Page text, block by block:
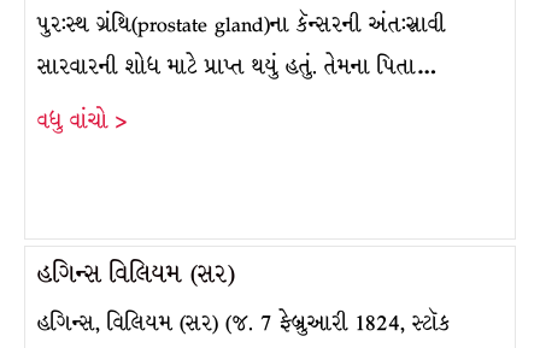
પુર:સ્થ ગ્રંથિ(prostate gland)ના કૅન્સરની અંત:સ્રાવી
સારવારની શોધ માટે પ્રાપ્ત થયું હતું. તેમના પિતા…
વધુ વાંચો >
હગિન્સ વિલિયમ (સર)
હગિન્સ, વિલિયમ (સર) (જ. 7 ફેબ્રુઆરી 1824, સ્ટૉક